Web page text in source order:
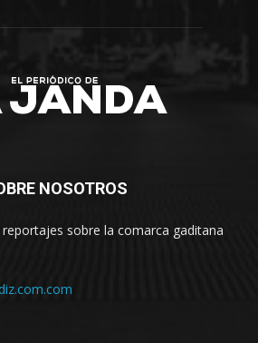
NOSOTROS
sobre la comarca gaditana